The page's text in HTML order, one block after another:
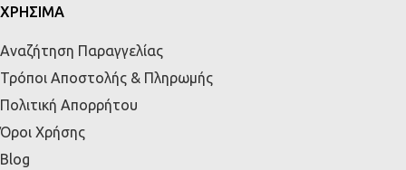
ΧΡΗΣΙΜΑ
Αναζήτηση Παραγγελίας
Τρόποι Αποστολής & Πληρωμής
Πολιτική Απορρήτου
Όροι Χρήσης
Blog